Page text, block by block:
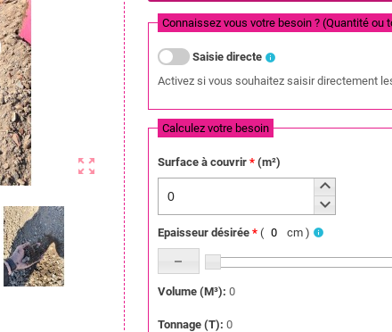
zoom_out_map
Connaissez vous votre besoin ? (Quantité ou
Saisie directe info
Activez si vous souhaitez saisir directement
Calculez votre besoin
Surface à couvrir * (m²)
keyboard_arrow_up
keyboard_arrow_down
Epaisseur désirée * ( cm ) info
Volume (M³): 0
Tonnage (T): 0